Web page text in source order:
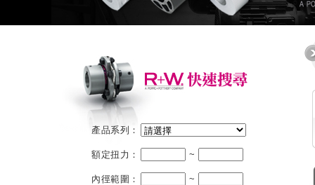
產品系列：
額定扭力： ~
內徑範圍： ~